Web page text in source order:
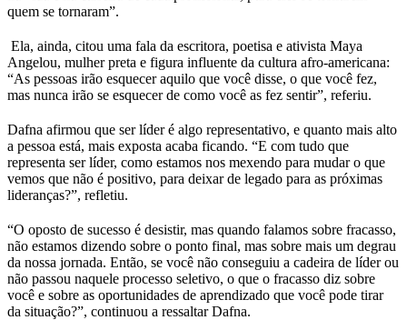
quem se tornaram”.
Ela, ainda, citou uma fala da escritora, poetisa e ativista Maya
Angelou, mulher preta e figura influente da cultura afro-americana:
“As pessoas irão esquecer aquilo que você disse, o que você fez,
mas nunca irão se esquecer de como você as fez sentir”, referiu.
Dafna afirmou que ser líder é algo representativo, e quanto mais alto
a pessoa está, mais exposta acaba ficando. “E com tudo que
representa ser líder, como estamos nos mexendo para mudar o que
vemos que não é positivo, para deixar de legado para as próximas
lideranças?”, refletiu.
“O oposto de sucesso é desistir, mas quando falamos sobre fracasso,
não estamos dizendo sobre o ponto final, mas sobre mais um degrau
da nossa jornada. Então, se você não conseguiu a cadeira de líder ou
não passou naquele processo seletivo, o que o fracasso diz sobre
você e sobre as oportunidades de aprendizado que você pode tirar
da situação?”, continuou a ressaltar Dafna.